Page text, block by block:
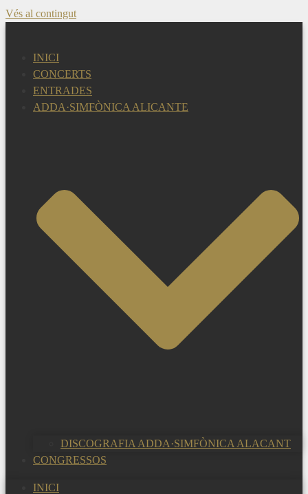
Vés al contingut
INICI
CONCERTS
ENTRADES
ADDA·SIMFÒNICA ALICANTE
DISCOGRAFIA ADDA·SIMFÒNICA ALACANT
CONGRESSOS
INICI